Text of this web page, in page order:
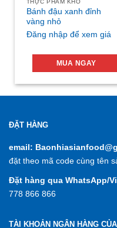
Bánh đậu xanh đỉnh
vàng nhỏ
Đăng nhập để xem giá
MUA NGAY
ĐẶT HÀNG
email:
đặt theo mã code cùng tên
Đặt hàng qua WhatsApp/
778 866 866
TÀI KHOẢN NGÂN HÀNG